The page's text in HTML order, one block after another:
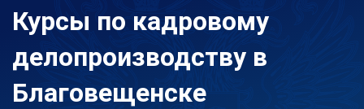
Курсы по кадровому
делопроизводству в
Благовещенске